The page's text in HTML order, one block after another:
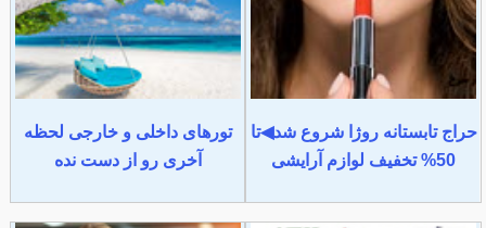
حراج تابستانه روژا شروع شد◀تا
50% تخفیف لوازم آرایشی
تورهای داخلی و خارجی لحظه
آخری رو از دست نده